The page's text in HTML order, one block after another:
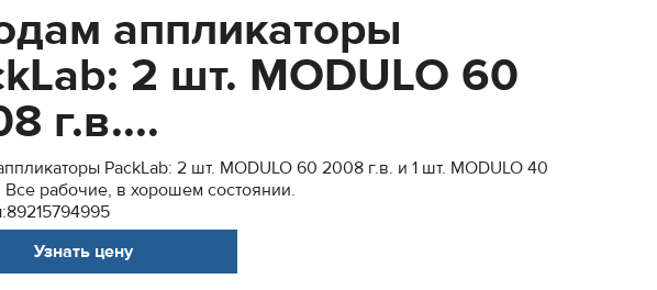
аппликаторы
2 шт. MODULO 60
г.в....
PackLab: 2 шт. MODULO 60 2008 г.в. и 1 шт. MODULO 40
Все рабочие, в хорошем состоянии.
Узнать цену